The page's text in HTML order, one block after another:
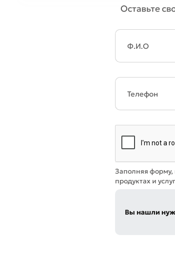
Оставьте
Заполняя форму,
продуктах и
Вы нашли